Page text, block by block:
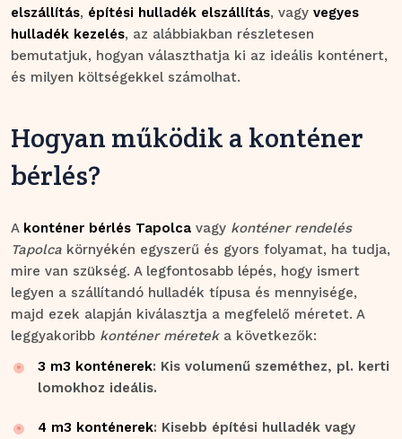
elszállítás, építési hulladék elszállítás, vagy vegyes
hulladék kezelés, az alábbiakban részletesen
bemutatjuk, hogyan választhatja ki az ideális konténert,
és milyen költségekkel számolhat.
Hogyan működik a konténer
bérlés?
A konténer bérlés Tapolca vagy konténer rendelés
Tapolca környékén egyszerű és gyors folyamat, ha tudja,
mire van szükség. A legfontosabb lépés, hogy ismert
legyen a szállítandó hulladék típusa és mennyisége,
majd ezek alapján kiválasztja a megfelelő méretet. A
leggyakoribb konténer méreteka következők:
3 m3 konténerek: Kis volumenű szeméthez, pl. kerti
lomokhoz ideális.
4 m3 konténerek: Kisebb építési hulladék vagy